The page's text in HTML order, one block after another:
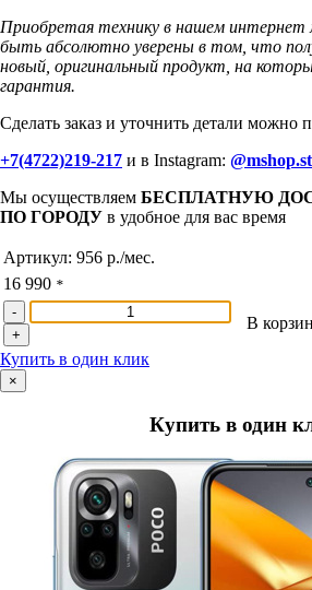
Приобретая технику в нашем
быть абсолютно уверены в том, что
новый, оригинальный продукт, на
гарантия.
Сделать заказ и уточнить детали можно
+7(4722)219-217 и в Instagram:
Мы осуществляем БЕСПЛАТНУЮ
ПО ГОРОДУ в удобное для вас время
Артикул: 956 р./мес.
16 990 *
-
+
В
Купить в один клик
×
Купить в один